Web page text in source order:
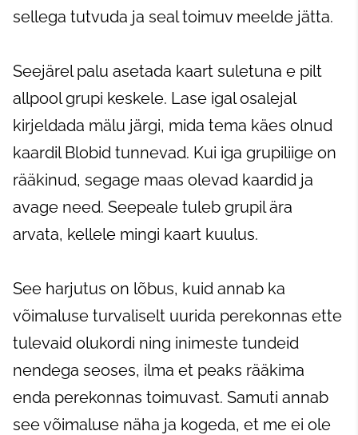
sellega tutvuda ja seal toimuv meelde jätta.
Seejärel palu asetada kaart suletuna e pilt
allpool grupi keskele. Lase igal osalejal
kirjeldada mälu järgi, mida tema käes olnud
kaardil Blobid tunnevad. Kui iga grupiliige on
rääkinud, segage maas olevad kaardid ja
avage need. Seepeale tuleb grupil ära
arvata, kellele mingi kaart kuulus.
See harjutus on lõbus, kuid annab ka
võimaluse turvaliselt uurida perekonnas ette
tulevaid olukordi ning inimeste tundeid
nendega seoses, ilma et peaks rääkima
enda perekonnas toimuvast. Samuti annab
see võimaluse näha ja kogeda, et me ei ole